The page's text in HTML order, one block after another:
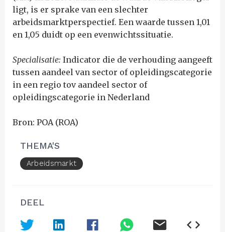
ligt, is er sprake van een slechter
arbeidsmarktperspectief. Een waarde tussen 1,01
en 1,05 duidt op een evenwichtssituatie.
Specialisatie: Indicator die de verhouding aangeeft
tussen aandeel van sector of opleidingscategorie
in een regio tov aandeel sector of
opleidingscategorie in Nederland
Bron: POA (ROA)
THEMA'S
Arbeidsmarkt
DEEL